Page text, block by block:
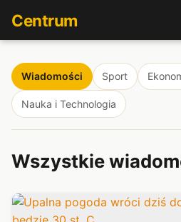
Centrum
Wiadomości Sport
Nauka i Technologia
Wszystkie